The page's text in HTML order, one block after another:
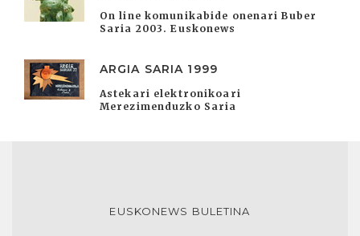
On line komunikabide onenari Buber
Saria 2003. Euskonews
ARGIA SARIA 1999
Astekari elektronikoari
Merezimenduzko Saria
EUSKONEWS BULETINA